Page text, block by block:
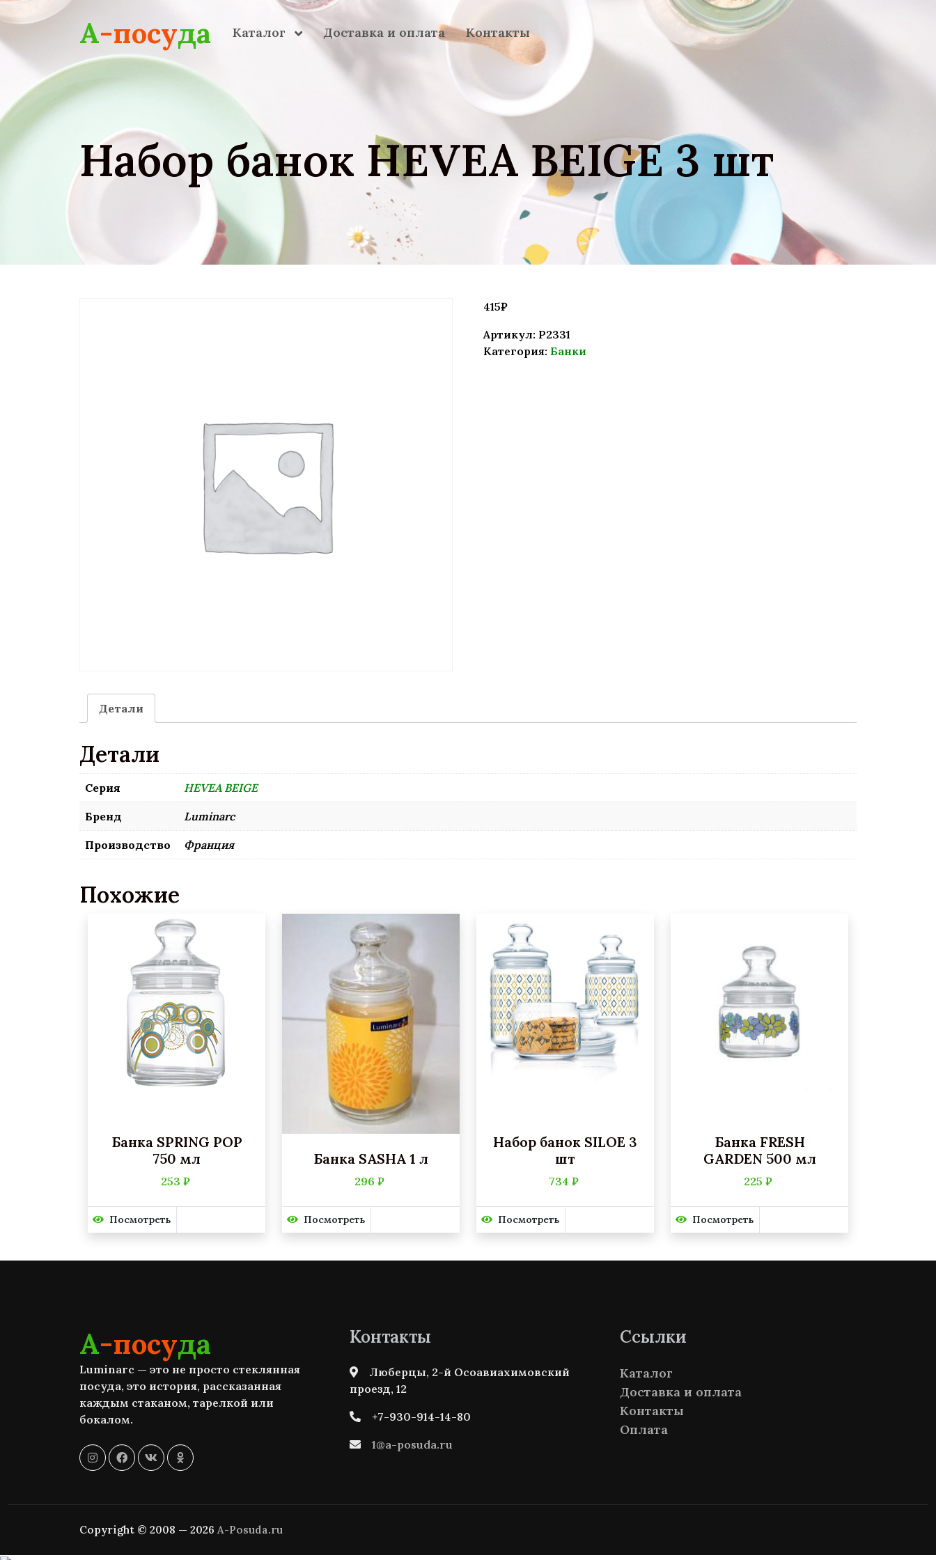
Skip to main content
А-посуда Каталог Доставка и оплата Контакты
Набор банок HEVEA BEIGE 3 шт
415₽
Артикул: P2331
Категория:Банки
Детали
Детали
Серия HEVEA BEIGE
Бренд Luminarc
Производство Франция
Похожие
Банка SPRING POP
750 мл
253 ₽
Посмотреть
Банка SASHA 1 л
296 ₽
Посмотреть
Набор банок SILOE 3
шт
734 ₽
Посмотреть
Банка FRESH
GARDEN 500 мл
225 ₽
Посмотреть
А-посуда
Luminarc — это не просто стеклянная
посуда, это история, рассказанная
каждым стаканом, тарелкой или
бокалом.
Контакты
Люберцы, 2-й Осоавиахимовский
проезд, 12
+7-930-914-14-80
1@a-posuda.ru
Ссылки
Каталог
Доставка и оплата
Контакты
Оплата
Copyright © 2008 — 2026 A-Posuda.ru